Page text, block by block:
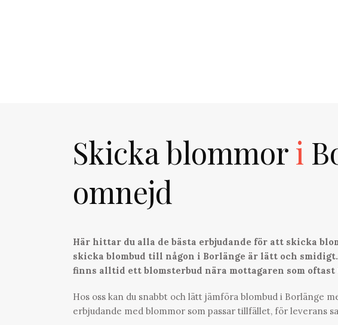
Skicka blommori
omnejd
Här hittar du alla de bästa erbjudande för att skicka
skicka blombud till någon i Borlänge är lätt och
finns alltid ett blomsterbud nära mottagaren som oftast
Hos oss kan du snabbt och lätt jämföra blombud i Borlänge
erbjudande med blommor som passar tillfället, för leverans